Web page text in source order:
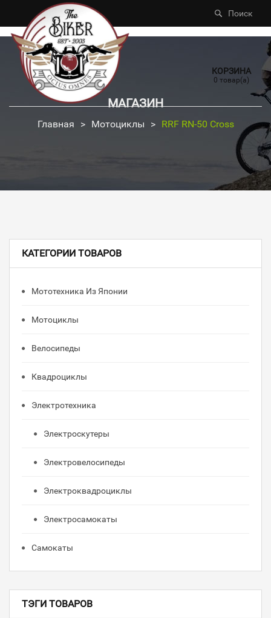
Поиск
КОРЗИНА
0 товар(а)
МАГАЗИН
Главная > Мотоциклы > RRF RN-50 Cross
КАТЕГОРИИ ТОВАРОВ
Мототехника Из Японии
Мотоциклы
Велосипеды
Квадроциклы
Электротехника
Электроскутеры
Электровелосипеды
Электроквадроциклы
Электросамокаты
Самокаты
ТЭГИ ТОВАРОВ